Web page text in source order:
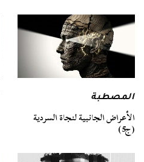
المصطبة
الأعراض الجانبية لنجاة السردية
(ج5)